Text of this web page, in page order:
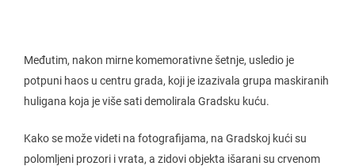
Međutim, nakon mirne komemorativne šetnje, usledio je
potpuni haos u centru grada, koji je izazivala grupa maskiranih
huligana koja je više sati demolirala Gradsku kuću.
Kako se može videti na fotografijama, na Gradskoj kući su
polomljeni prozori i vrata, a zidovi objekta išarani su crvenom